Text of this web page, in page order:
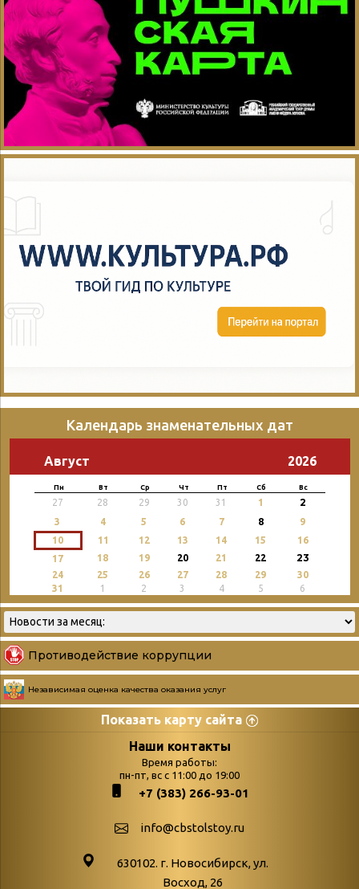
Календарь знаменательных дат
Август 2026
Пн Вт Ср Чт Пт Сб Вс
27 28 29 30 31 1 2
3 4 5 6 7 8
9
10
11 12 13 14 15
16
17
18 19 20 21 22 23
24 25 26 27 28 29
30
31
1 2 3 4 5 6
Противодействие коррупции
Независимая оценка качества оказания услуг
Показать карту сайта
Страницы
podvedenie-itogov-festivalya-
paskhalnaya-palitra
поступлений
Война. Народ.
Наши контакты
Время работы:
пн-пт, вс с 11:00 до 19:00
+7 (383) 266-93-01
info@cbstolstoy.ru
630102. г. Новосибирск, ул.
Восход, 26